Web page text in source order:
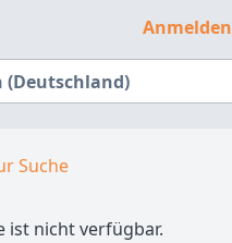
Anmelden
Suche
ist nicht verfügbar.